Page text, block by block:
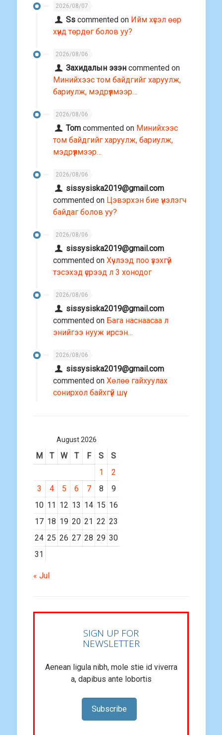
2026/08/07
Ss commented on Ийм хүсэл өөр
хүнд төрдөг болов уу?
2026/08/06
Захидалын эзэн commented on
Минийхээс том байдгийг харуулж,
бариулж, мэдрүүлмээр…
2026/08/06
Tom commented on Минийхээс
том байдгийг харуулж, бариулж,
мэдрүүлмээр…
2026/08/06
sissysiska2019@gmail.com
commented on Цэвэрхэн бие үнэлэгч
байдаг болов уу?
2026/08/06
sissysiska2019@gmail.com
commented on Хүчлээд поо үзэхгүй
тэсэхэд үсрээд л 3 хонодог
2026/08/06
sissysiska2019@gmail.com
commented on Бага наснаасаа л
энийгээ нууж ирсэн…
2026/08/06
sissysiska2019@gmail.com
commented on Хөлөө гайхуулах
сонирхол байхгүй шүү
August 2026
M T W T F S
S
1
2
3
4 5 6 7 8
9
10 11 12 13 14 15 16
17 18 19 20 21 22 23
24 25 26 27 28 29 30
31
« Jul
SIGN UP FOR
NEWSLETTER
Aenean ligula nibh, mole stie id viverra
a, dapibus ante lobortis
Subscribe